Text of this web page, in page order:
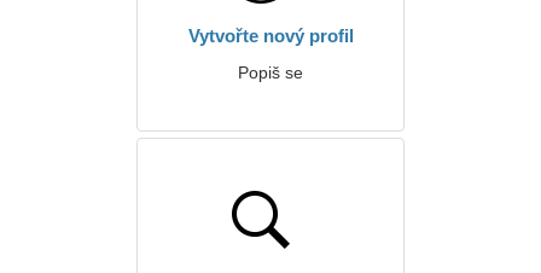
Vytvořte nový profil
Popiš se